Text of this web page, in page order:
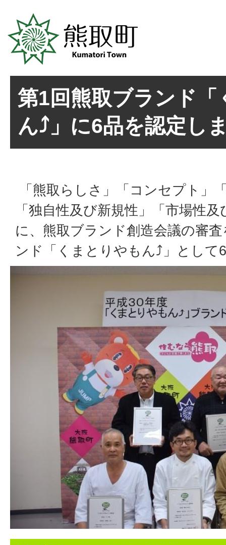
第1回熊取ブランド「
ん⤴」に6品を認定し
「熊取らしさ」「コンセプト」
「独自性及び新規性」「市場性
に、熊取ブランド創造会議の審
ンド「くまとりやもん⤴」として